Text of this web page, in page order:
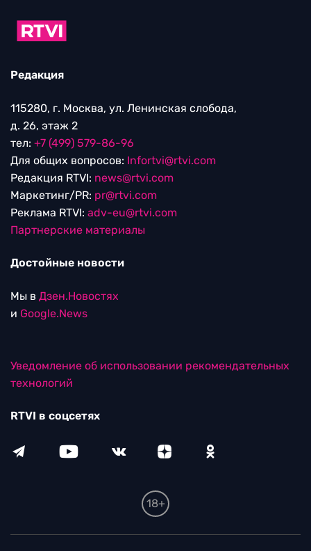
Редакция
115280, г. Москва, ул. Ленинская слобода,
д. 26, этаж 2
тел: +7 (499) 579-86-96
Для общих вопросов: Infortvi@rtvi.com
Редакция RTVI: news@rtvi.com
Маркетинг/PR: pr@rtvi.com
Реклама RTVI: adv-eu@rtvi.com
Партнерские материалы
Достойные новости
Мы в Дзен.Новостях
и Google.News
Уведомление об использовании рекомендательных
технологий
RTVI в соцсетях
18+